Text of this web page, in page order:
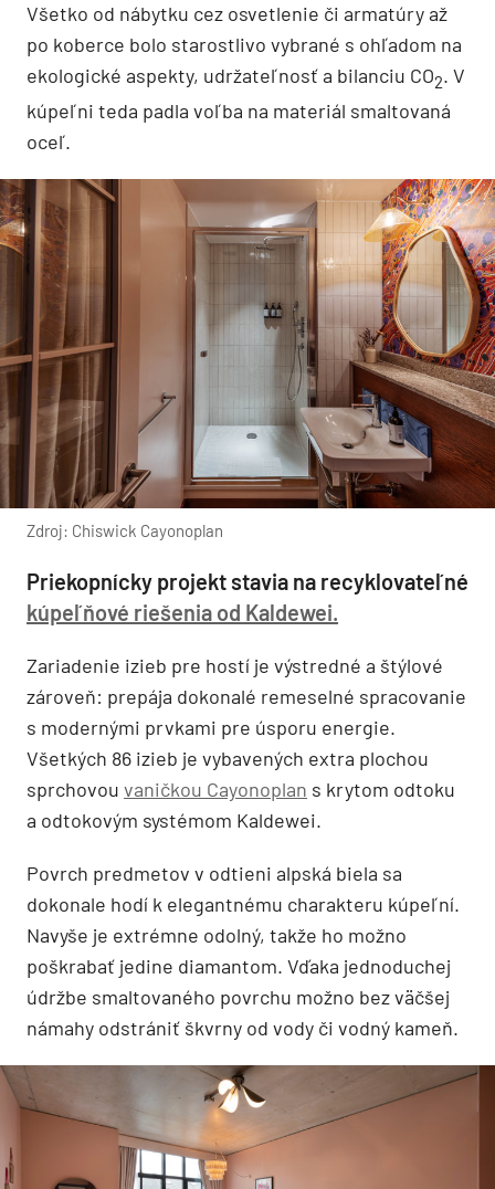
Všetko od nábytku cez osvetlenie či armatúry až
po koberce bolo starostlivo vybrané s ohľadom na
ekologické aspekty, udržateľnosť a bilanciu CO2. V
kúpeľni teda padla voľba na materiál smaltovaná
oceľ.
Zdroj: Chiswick Cayonoplan
Priekopnícky projekt stavia na recyklovateľné
kúpeľňové riešenia od Kaldewei.
Zariadenie izieb pre hostí je výstredné a štýlové
zároveň: prepája dokonalé remeselné spracovanie
s modernými prvkami pre úsporu energie.
Všetkých 86 izieb je vybavených extra plochou
sprchovou vaničkou Cayonoplan s krytom odtoku
a odtokovým systémom Kaldewei.
Povrch predmetov v odtieni alpská biela sa
dokonale hodí k elegantnému charakteru kúpeľní.
Navyše je extrémne odolný, takže ho možno
poškrabať jedine diamantom. Vďaka jednoduchej
údržbe smaltovaného povrchu možno bez väčšej
námahy odstrániť škvrny od vody či vodný kameň.